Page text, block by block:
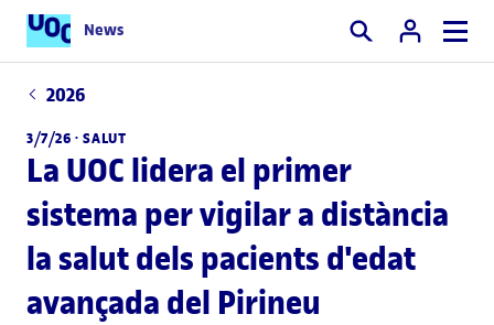
News Cercar
2026
3/7/26 ·SALUT
La UOC lidera el primer
sistema per vigilar a distància
la salut dels pacients d'edat
avançada del Pirineu